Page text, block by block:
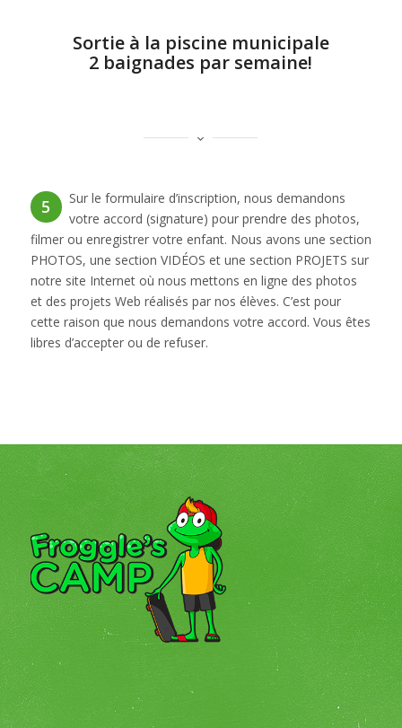
Sortie à la piscine municipale
2 baignades par semaine!
5
Sur le formulaire d’inscription, nous demandons
votre accord (signature) pour prendre des photos,
filmer ou enregistrer votre enfant. Nous avons une section
PHOTOS, une section VIDÉOS et une section PROJETS sur
notre site Internet où nous mettons en ligne des photos
et des projets Web réalisés par nos élèves. C’est pour
cette raison que nous demandons votre accord. Vous êtes
libres d’accepter ou de refuser.